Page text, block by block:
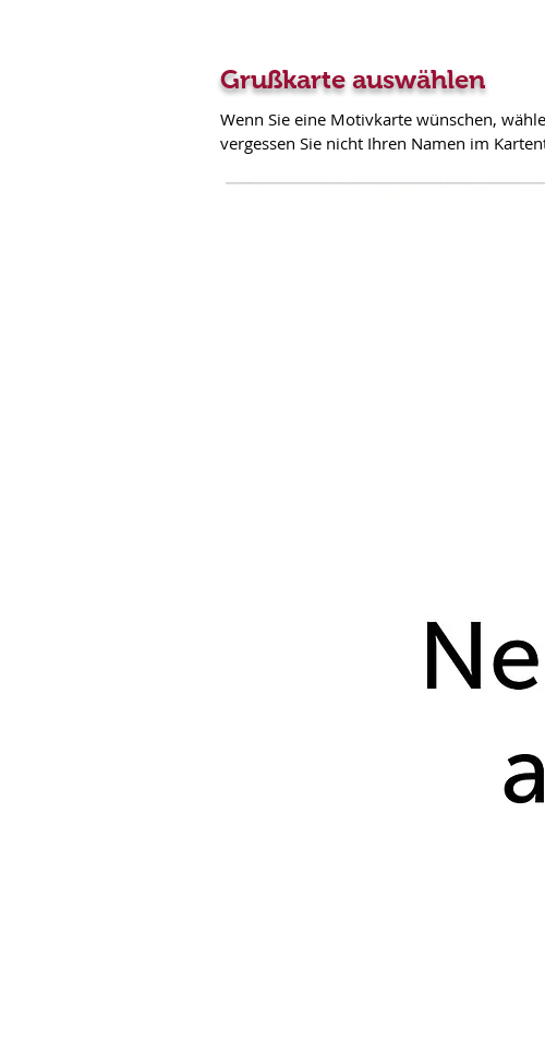
Grußkarte auswählen
Wenn Sie eine Motivkarte wünschen,
vergessen Sie nicht Ihren Namen im